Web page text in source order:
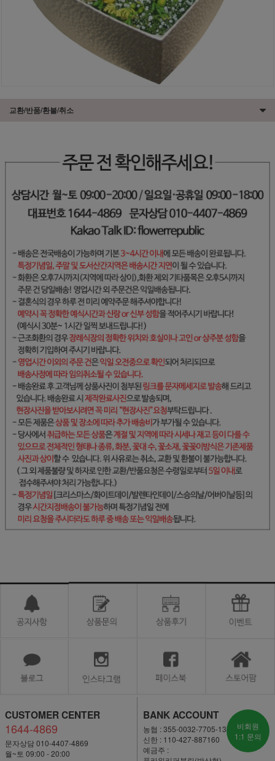
교환/반품/환불/취소
CUSTOMER CENTER
1644-4869
문자상담 010-4407-4869
월~토 09:00 - 20:00
BANK ACCOUNT
농협 : 355-0032-7705-13
신한 : 110-427-887160
예금주 :
비회원
1:1 문의